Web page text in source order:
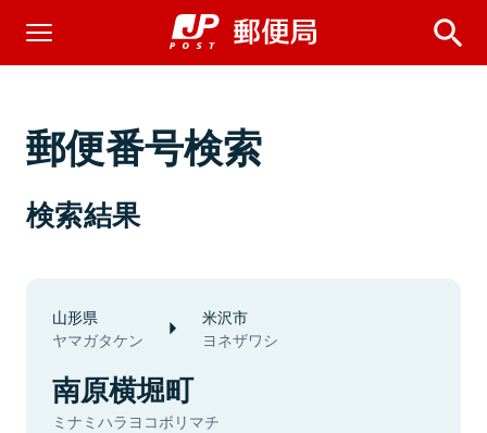
郵便番号検索
検索結果
山形県
ヤマガタケン
米沢市
ヨネザワシ
南原横堀町
ミナミハラヨコボリマチ